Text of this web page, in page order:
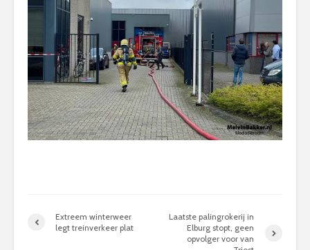
Extreem winterweer
legt treinverkeer plat
Laatste palingrokerij in
Elburg stopt, geen
opvolger voor van